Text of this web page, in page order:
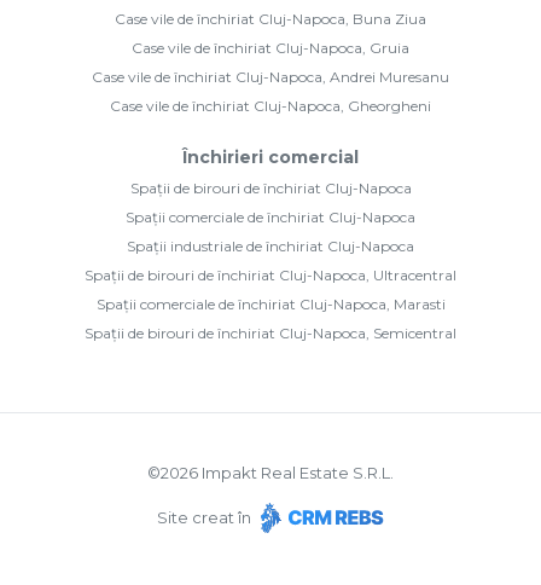
Case vile de închiriat Cluj-Napoca, Buna Ziua
Case vile de închiriat Cluj-Napoca, Gruia
Case vile de închiriat Cluj-Napoca, Andrei Muresanu
Case vile de închiriat Cluj-Napoca, Gheorgheni
Închirieri comercial
Spații de birouri de închiriat Cluj-Napoca
Spații comerciale de închiriat Cluj-Napoca
Spații industriale de închiriat Cluj-Napoca
Spații de birouri de închiriat Cluj-Napoca, Ultracentral
Spații comerciale de închiriat Cluj-Napoca, Marasti
Spații de birouri de închiriat Cluj-Napoca, Semicentral
©2026 Impakt Real Estate S.R.L.
Site creat în